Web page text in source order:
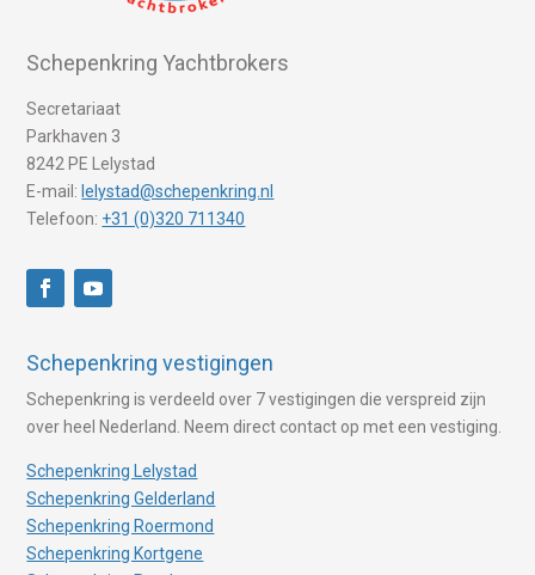
Schepenkring Yachtbrokers
Secretariaat
Parkhaven 3
8242 PE Lelystad
E-mail: lelystad@schepenkring.nl
Telefoon: +31 (0)320 711340
Schepenkring vestigingen
Schepenkring is verdeeld over 7 vestigingen die verspreid zijn
over heel Nederland. Neem direct contact op met een vestiging.
Schepenkring Lelystad
Schepenkring Gelderland
Schepenkring Roermond
Schepenkring Kortgene